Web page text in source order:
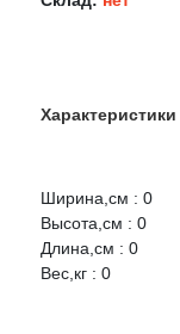
Характеристики
Ширина,см : 0
Высота,см : 0
Длина,см : 0
Вес,кг : 0
Оцените товар:
Ваше имя